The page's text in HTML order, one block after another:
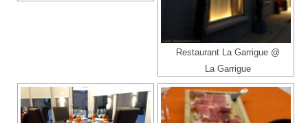
Restaurant La Garrigue @
La Garrigue